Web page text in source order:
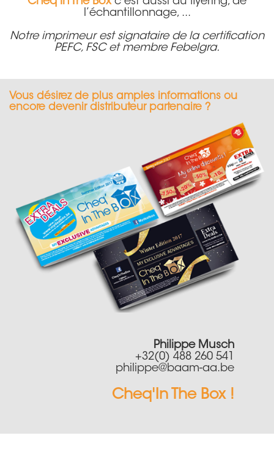
l’échantillonnage, ...
Notre imprimeur est signataire de la certification
PEFC, FSC et membre Febelgra.
Vous désirez de plus amples informations ou
encore devenir distributeur partenaire ?
Philippe Musch
+32(0) 488 260 541
philippe@baam-aa.be
Cheq'In The Box !